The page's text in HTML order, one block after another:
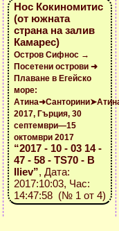
Нос Кокиномитис
(от южната
страна на залив
Камарес)
Остров Сифнос →
Посетени острови ➜
Плаване в Егейско
море:
2017, Гърция, 30
септември—15
октомври 2017
“2017 - 10 - 03 14 -
47 - 58 - TS70 - B
Iliev”, Дата:
2017:10:03, Час:
14:47:58 (№ 1 от 4)